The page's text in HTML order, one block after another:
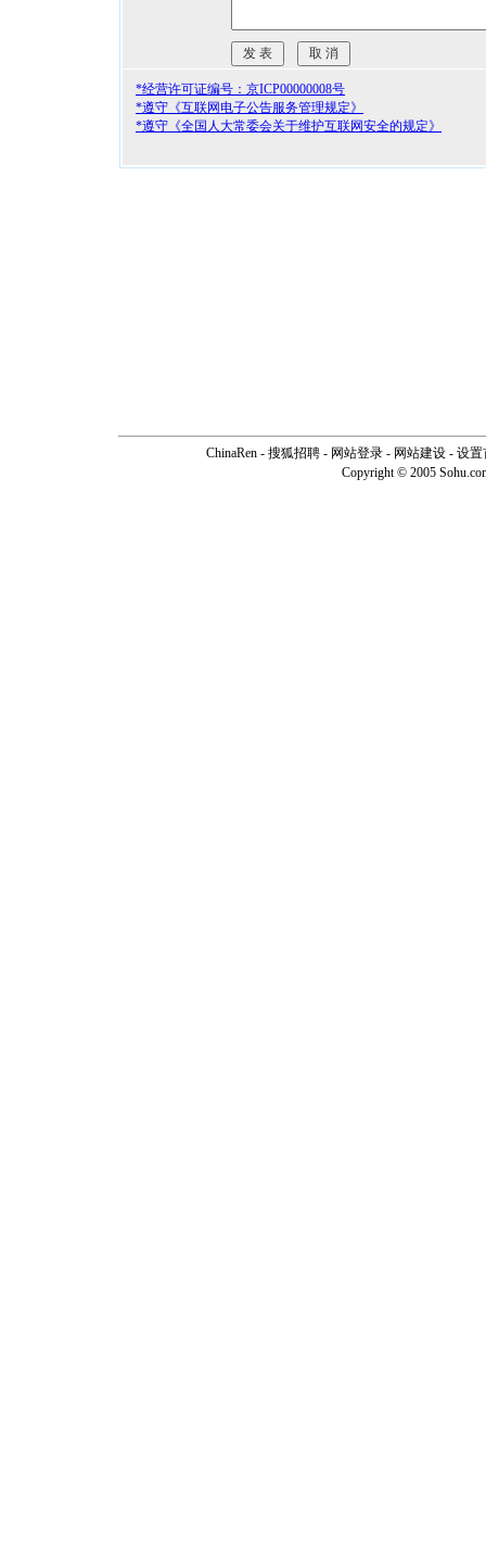
*经营许可证编号：京ICP00000008号
*遵守《互联网电子公告服务管理规定》
*遵守《全国人大常委会关于维护互联网安全的规定》
ChinaRen - 搜狐招聘 - 网站登录 - 网站建设 - 设置
Copyright © 2005